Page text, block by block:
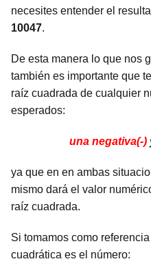
necesites entender el
10047.
De esta manera lo que nos
también es importante que
raíz cuadrada de cualquier
esperados:
una negativa(-)
ya que en en ambas
mismo dará el valor
raíz cuadrada.
Si tomamos como
cuadrática es el número: